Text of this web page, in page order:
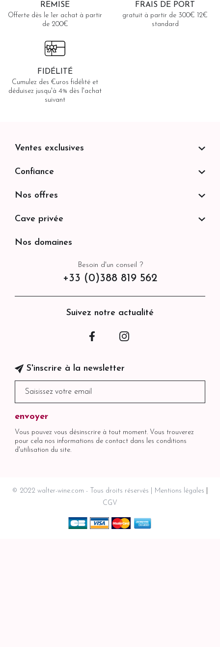
REMISE
Offerte dès le 1er achat à partir
de 200€
FRAIS DE PORT
gratuit à partir de 300€ 12€
standard
FIDÉLITÉ
Cumulez des €uros fidélité et
déduisez jusqu'à 4% dès l'achat
suivant
Besoin d'un conseil ?
+33 (0)388 819 562
Suivez notre actualité
Facebook
S'inscrire à la newsletter
Vous pouvez vous désinscrire à tout moment. Vous trouverez
pour cela nos informations de contact dans les conditions
d'utilisation du site.
Ventes exclusives
Confiance
Nos offres
Cave privée
Nos domaines
© 2022 walter-wine.com - Tous droits réservés
Mentions légales
CGV